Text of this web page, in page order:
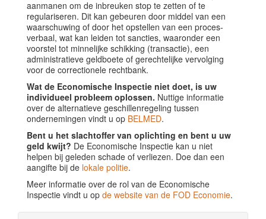
aanmanen om de inbreuken stop te zetten of te
regulariseren. Dit kan gebeuren door middel van een
waarschuwing of door het opstellen van een proces-
verbaal, wat kan leiden tot sancties, waaronder een
voorstel tot minnelijke schikking (transactie), een
administratieve geldboete of gerechtelijke vervolging
voor de correctionele rechtbank.
Wat de Economische Inspectie niet doet, is uw
individueel probleem oplossen. Nuttige informatie
over de alternatieve geschillenregeling tussen
ondernemingen vindt u op BELMED.
Bent u het slachtoffer van oplichting en bent u uw
geld kwijt? De Economische Inspectie kan u niet
helpen bij geleden schade of verliezen. Doe dan een
aangifte bij de lokale politie.
Meer informatie over de rol van de Economische
Inspectie vindt u op de website van de FOD Economie.